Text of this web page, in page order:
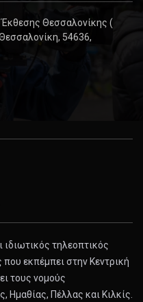
Closing ...
to Daron ...
and James Robinson
to run the C.I.A. if Donald
Έκθεσης Θεσσαλονίκης (
54636,
τηλεοπτικός
εκπέμπει στην Κεντρική
τους νομούς
Ημαθίας, Πέλλας και Κιλκίς.